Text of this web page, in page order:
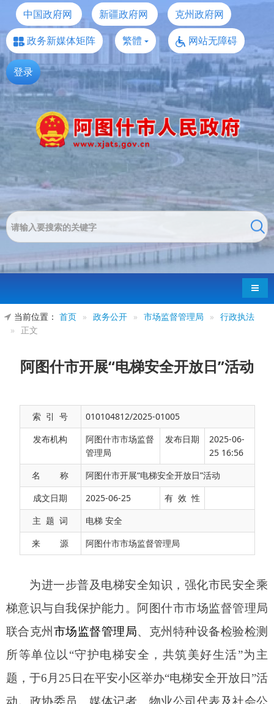
中国政府网 新疆政府网
克州政府网
政务新媒体矩阵
繁體 网站无障碍
登录
导航
当前位置： 首页 » 政务公开 » 市场监督管理局 » 行政执法
»
正文
阿图什市开展“电梯安全开放日”活动
索 引 号
010104812/2025-01005
发布机构
阿图什市市场监督
管理局
发布日期
2025-06-
25 16:56
名 称
阿图什市开展“电梯安全开放日”活动
成文日期
2025-06-25
有 效 性
主 题 词
电梯 安全
来 源
阿图什市市场监督管理局
为进一步普及电梯安全知识，强化市民安全乘
梯意识与自我保护能力。阿图什市市场监督管理局
联合克州 市场监督管理局、克州特种设备检验检测
所等单位以
“守护电梯安全，共筑美好生活”为主
动。政协委员、媒体记者、物业公司代表及社会公
众等60余人受邀参与，“0”距离了解电梯运行维护、
使用管理、安全监管与应急救援全流程。
和既有住宅加装电梯注意事项等宣传资料。克州特
种设备检验检测所电梯专家借助电梯模型，通过知
识讲解、互动问答、现场观摩体验等形式，生动阐